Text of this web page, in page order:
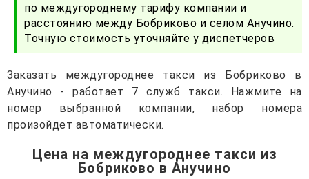
по междугороднему тарифу компании и
расстоянию между Бобриково и селом Анучино.
Точную стоимость уточняйте у диспетчеров
Заказать междугороднее такси из Бобриково в
Анучино - работает 7 служб такси. Нажмите на
номер выбранной компании, набор номера
произойдет автоматически.
Цена на междугороднее такси из
Бобриково в Анучино